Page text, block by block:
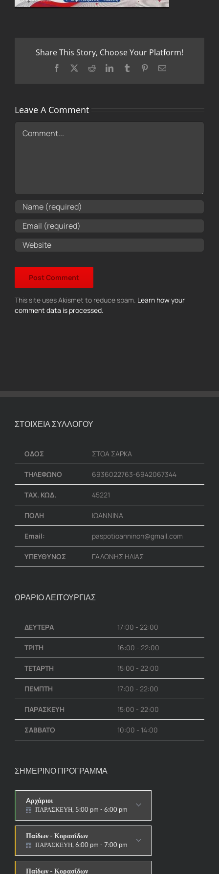
Share This Story, Choose Your Platform!
Facebook RedditLinkedInTumblr PinterestEmail
Leave A Comment
Comment
This site uses Akismet to reduce spam. Learn how your
comment data is processed.
ΣΤΟΙΧΕΙΑ ΣΥΛΛΟΓΟΥ
ΟΔΟΣ ΣΤΟΑ ΣΑΡΚΑ
ΤΗΛΕΦΩΝΟ 6936022763-6942067344
ΤΑΧ. ΚΩΔ. 45221
ΠΟΛΗ ΙΩΑΝΝΙΝΑ
Email: paspotioanninon@gmail.com
ΥΠΕΥΘΥΝΟΣ ΓΑΛΩΝΗΣ ΗΛΙΑΣ
ΩΡΑΡΙΟ ΛΕΙΤΟΥΡΓΙΑΣ
ΔΕΥΤΕΡΑ 17:00 - 22:00
ΤΡΙΤΗ 16:00 - 22:00
ΤΕΤΑΡΤΗ 15:00 - 22:00
ΠΕΜΠΤΗ 17:00 - 22:00
ΠΑΡΑΣΚΕΥΗ 15:00 - 22:00
ΣΑΒΒΑΤΟ 10:00 - 14:00
ΣΗΜΕΡΙΝΟ ΠΡΟΓΡΑΜΜΑ
Aρχάριοι
ΠΑΡΑΣΚΕΥΗ, 5:00 pm - 6:00 pm
Παίδων - Κορασίδων
ΠΑΡΑΣΚΕΥΗ, 6:00 pm - 7:00 pm
Παίδων - Κορασίδων